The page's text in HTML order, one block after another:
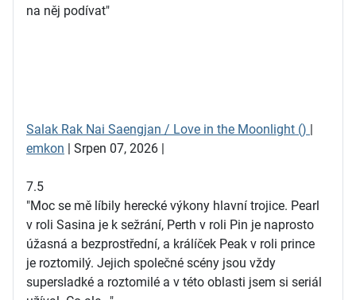
na něj podívat"
Salak Rak Nai Saengjan / Love in the Moonlight () |
emkon | Srpen 07, 2026 |
7.5
"Moc se mě líbily herecké výkony hlavní trojice. Pearl
v roli Sasina je k sežrání, Perth v roli Pin je naprosto
úžasná a bezprostřední, a králíček Peak v roli prince
je roztomilý. Jejich společné scény jsou vždy
supersladké a roztomilé a v této oblasti jsem si seriál